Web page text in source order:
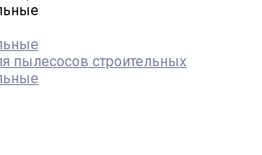
пылесосов строительных